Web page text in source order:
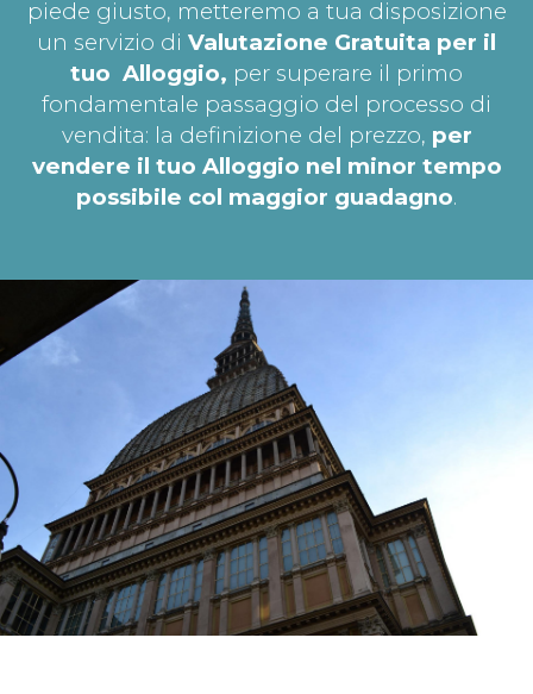
piede giusto, metteremo a tua disposizione
un servizio di Valutazione Gratuita per il
tuo Alloggio, per superare il primo
fondamentale passaggio del processo di
vendita: la definizione del prezzo, per
vendere il tuo Alloggio nel minor tempo
possibile col maggior guadagno.